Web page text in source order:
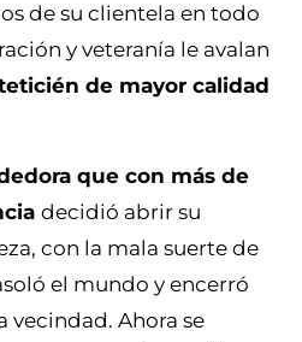
de su clientela en todo
y veteranía le avalan
de mayor calidad
que con más de
decidió abrir su
con la mala suerte de
el mundo y encerró
vecindad. Ahora se